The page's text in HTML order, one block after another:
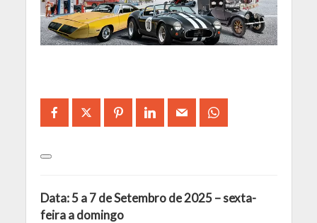
Data: 5 a 7 de Setembro de 2025 – sexta-
feira a domingo